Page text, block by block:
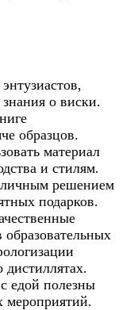
знания о виски.
образцов.
материал
и стилям.
решением
подарков.
дистиллятах.
едой полезны
мероприятий.